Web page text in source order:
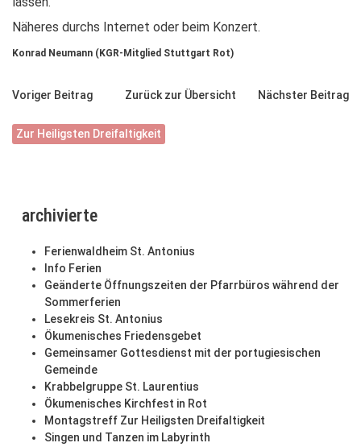
Näheres durchs Internet oder beim Konzert.
Konrad Neumann (KGR-Mitglied Stuttgart Rot)
Voriger Beitrag Zurück zur Übersicht Nächster Beitrag
Zur Heiligsten Dreifaltigkeit
archivierte
Ferienwaldheim St. Antonius
Info Ferien
Geänderte Öffnungszeiten der Pfarrbüros während der
Sommerferien
Lesekreis St. Antonius
Ökumenisches Friedensgebet
Gemeinsamer Gottesdienst mit der portugiesischen
Gemeinde
Krabbelgruppe St. Laurentius
Ökumenisches Kirchfest in Rot
Montagstreff Zur Heiligsten Dreifaltigkeit
Singen und Tanzen im Labyrinth